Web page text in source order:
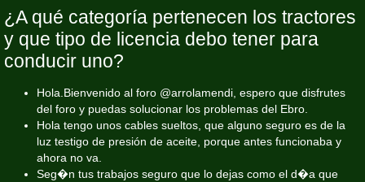
¿A qué categoría pertenecen los tractores
y que tipo de licencia debo tener para
conducir uno?
Hola.Bienvenido al foro @arrolamendi, espero que disfrutes
del foro y puedas solucionar los problemas del Ebro.
Hola tengo unos cables sueltos, que alguno seguro es de la
luz testigo de presión de aceite, porque antes funcionaba y
ahora no va.
Seg�n tus trabajos seguro que lo dejas como el d�a que